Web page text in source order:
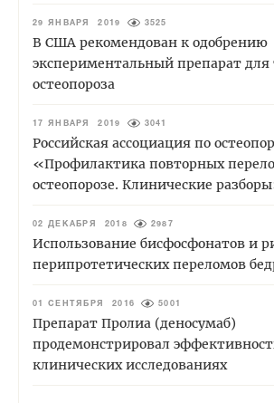
29 ЯНВАРЯ 2019 3525
В США рекомендован к одобрению
экспериментальный препарат для
остеопороза
17 ЯНВАРЯ 2019 3041
Российская ассоциация по
«Профилактика повторных
остеопорозе. Клинические
02 ДЕКАБРЯ 2018 2987
Использование бисфосфонатов и
перипротетических переломов
01 СЕНТЯБРЯ 2016 5001
Препарат Пролиа (деносумаб)
продемонстрировал
клинических исследованиях